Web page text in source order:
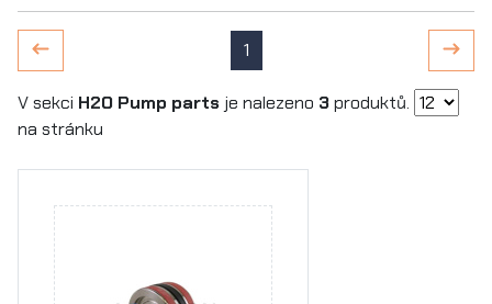
1
V sekci H2O Pump parts je nalezeno 3produktů.
na stránku